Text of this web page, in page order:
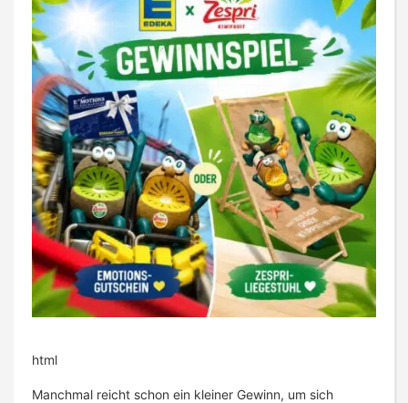
html
Manchmal reicht schon ein kleiner Gewinn, um sich